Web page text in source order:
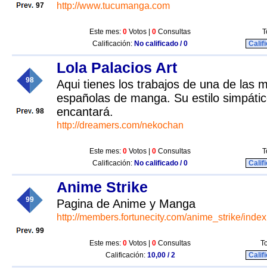
97 http://www.tucumanga.com
Este mes: 0 Votos | 0 Consultas
Calificación: No calificado / 0
98
98
Lola Palacios Art
Aqui tienes los trabajos de una de las
españolas de manga. Su estilo
encantará.
http://dreamers.com/nekochan
Este mes: 0 Votos | 0 Consultas
Calificación: No calificado / 0
99
99
Anime Strike
Pagina de Anime y Manga
http://members.fortunecity.com/anime_strike/
Este mes: 0 Votos | 0 Consultas
Calificación: 10,00 / 2